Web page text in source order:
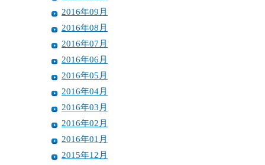
2016年09月
2016年08月
2016年07月
2016年06月
2016年05月
2016年04月
2016年03月
2016年02月
2016年01月
2015年12月